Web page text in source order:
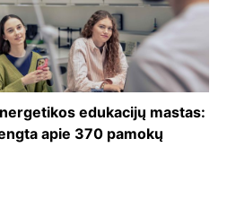
edukacijų mastas:
apie 370 pamokų